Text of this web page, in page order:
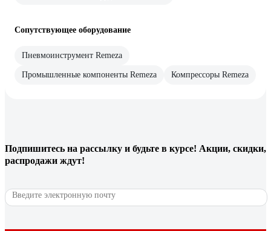
Сопутствующее оборудование
Пневмоинструмент Remeza
Промышленные компоненты Remeza Компрессоры Remeza
Подпишитесь на рассылку и будьте в курсе! Акции, скидки,
распродажи ждут!